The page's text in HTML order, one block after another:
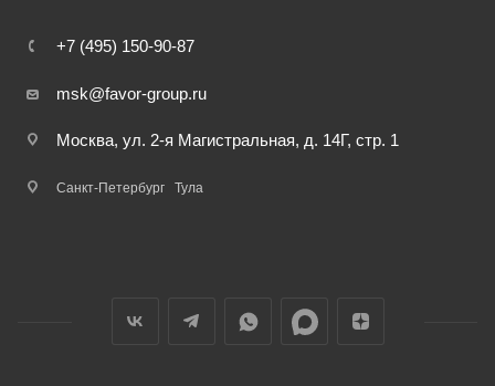
+7 (495) 150-90-87
msk@favor-group.ru
Москва, ул. 2-я Магистральная, д. 14Г, стр. 1
Санкт-Петербург Тула